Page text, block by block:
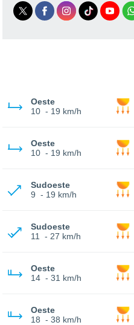
Oeste
10 - 19 km/h
Oeste
10 - 19 km/h
Sudoeste
9 - 19 km/h
Sudoeste
11
- 27 km/h
Oeste
14 - 31 km/h
Oeste
18 - 38 km/h